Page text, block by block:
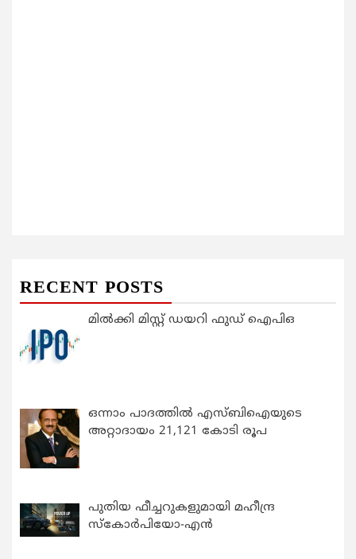
RECENT POSTS
മിൽക്കി മിസ്റ്റ് ഡയറി ഫുഡ് ഐപിഒ
ഒന്നാം പാദത്തിൽ എസ്ബിഐയുടെ
അറ്റാദായം 21,121 കോടി രൂപ
പുതിയ ഫീച്ചറുകളുമായി മഹീന്ദ്ര
സ്കോർപിയോ-എൻ